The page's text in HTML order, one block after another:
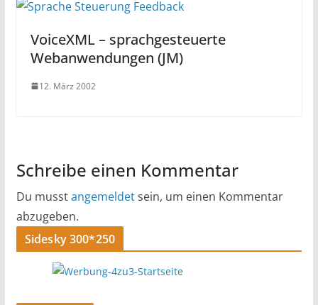
VoiceXML – sprachgesteuerte
Webanwendungen (JM)
12. März 2002
Schreibe einen Kommentar
Du musstangemeldetsein, um einen Kommentar
abzugeben.
Sidesky 300*250